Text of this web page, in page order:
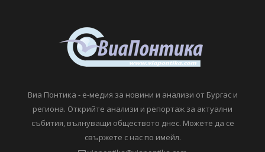
Виа Понтика - е-медия за новини и анализи от Бургас и
региона. Открийте анализи и репортаж за актуални
събития, вълнуващи обществото днес. Можете да се
свържете с нас по имейл.